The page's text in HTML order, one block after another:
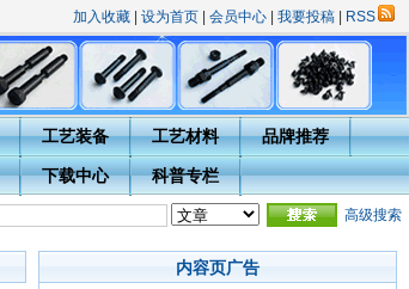
加入收藏 设为首页 会员中心 我要投稿 RSS
工艺装备 工艺材料 品牌推荐
下载中心 科普专栏
热处理技术网投稿指南 ·宁波市热处
高级搜索
内容页广告